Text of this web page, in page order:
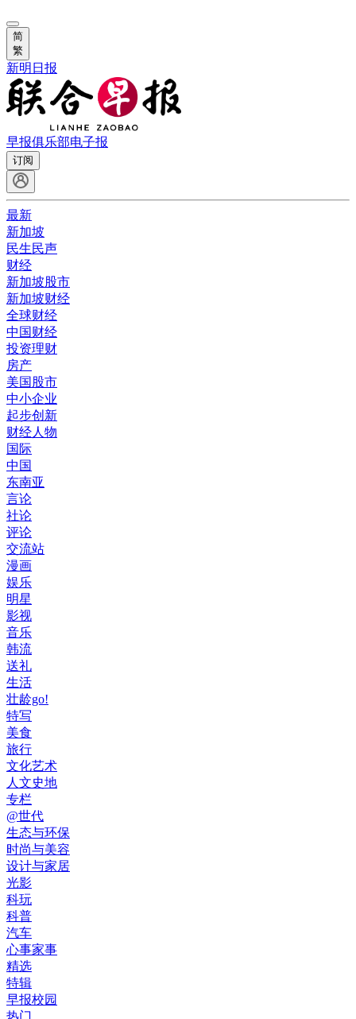
简
繁
新明日报
早报俱乐部电子报
订阅
最新
新加坡
民生民声
财经
新加坡股市
新加坡财经
全球财经
中国财经
投资理财
房产
美国股市
中小企业
起步创新
财经人物
国际
中国
东南亚
言论
社论
评论
交流站
漫画
娱乐
明星
影视
音乐
韩流
送礼
生活
壮龄go!
特写
美食
旅行
文化艺术
人文史地
专栏
@世代
生态与环保
时尚与美容
设计与家居
光影
科玩
科普
汽车
心事家事
精选
特辑
早报校园
热门